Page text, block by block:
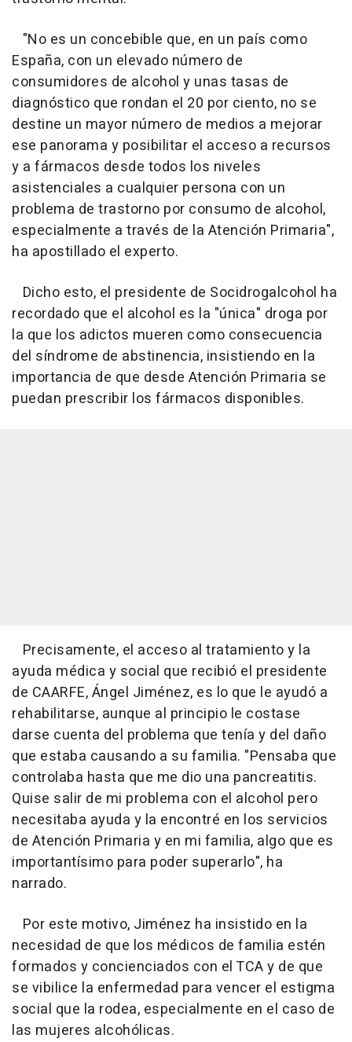
"No es un concebible que, en un país como
España, con un elevado número de
consumidores de alcohol y unas tasas de
diagnóstico que rondan el 20 por ciento, no se
destine un mayor número de medios a mejorar
ese panorama y posibilitar el acceso a recursos
y a fármacos desde todos los niveles
asistenciales a cualquier persona con un
problema de trastorno por consumo de alcohol,
especialmente a través de la Atención Primaria",
ha apostillado el experto.
Dicho esto, el presidente de Socidrogalcohol ha
recordado que el alcohol es la "única" droga por
la que los adictos mueren como consecuencia
del síndrome de abstinencia, insistiendo en la
importancia de que desde Atención Primaria se
puedan prescribir los fármacos disponibles.
Precisamente, el acceso al tratamiento y la
ayuda médica y social que recibió el presidente
de CAARFE, Ángel Jiménez, es lo que le ayudó a
rehabilitarse, aunque al principio le costase
darse cuenta del problema que tenía y del daño
que estaba causando a su familia. "Pensaba que
controlaba hasta que me dio una pancreatitis.
Quise salir de mi problema con el alcohol pero
necesitaba ayuda y la encontré en los servicios
de Atención Primaria y en mi familia, algo que es
importantísimo para poder superarlo", ha
narrado.
Por este motivo, Jiménez ha insistido en la
necesidad de que los médicos de familia estén
formados y concienciados con el TCA y de que
se vibilice la enfermedad para vencer el estigma
social que la rodea, especialmente en el caso de
las mujeres alcohólicas.